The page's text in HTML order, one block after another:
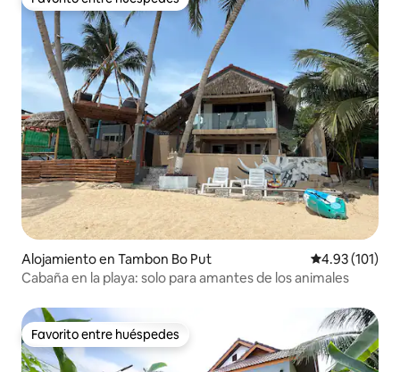
Favorito entre huéspedes
Alojamiento en Tambon Bo Put Calificación
4.93 (101)
Cabaña en la playa: solo para amantes de los animales
Favorito entre huéspedes
Favorito entre huéspedes